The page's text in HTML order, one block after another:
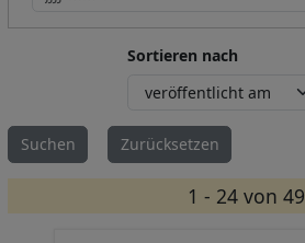
Sortieren nach
1 - 24 von 49